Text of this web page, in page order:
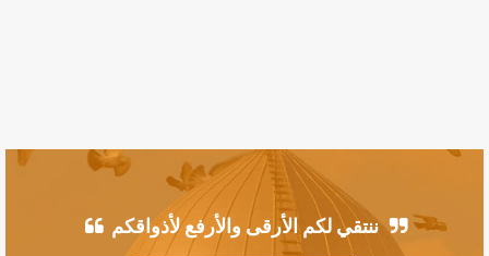
ننتقي لكم الأرقى والأرفع لأذواقكم